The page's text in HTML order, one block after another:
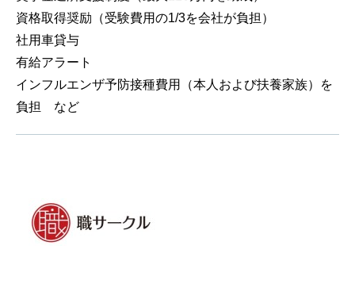
資格取得奨励（受験費用の1/3を会社が負担）
社用車貸与
有給アラート
インフルエンザ予防接種費用（本人および扶養家族）を
負担 など